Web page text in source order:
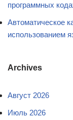
программных
Автоматическое
использованием
Archives
Август 2026
Июль 2026